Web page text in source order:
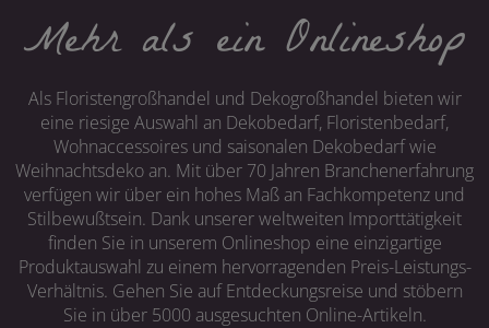
Mehr als ein Onlineshop
Als Floristengroßhandel und Dekogroßhandel bieten wir
eine riesige Auswahl an Dekobedarf, Floristenbedarf,
Wohnaccessoires und saisonalen Dekobedarf wie
Weihnachtsdeko an. Mit über 70 Jahren Branchenerfahrung
verfügen wir über ein hohes Maß an Fachkompetenz und
Stilbewußtsein. Dank unserer weltweiten Importtätigkeit
finden Sie in unserem Onlineshop eine einzigartige
Produktauswahl zu einem hervorragenden Preis-Leistungs-
Verhältnis. Gehen Sie auf Entdeckungsreise und stöbern
Sie in über 5000 ausgesuchten Online-Artikeln.